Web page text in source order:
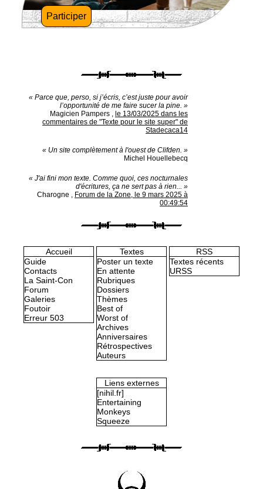
Participer
« Parce que, perso, si j’écris, c’est juste pour avoir
l’opportunité de me faire sucer la pine. »
Magicien Pampers , le 13/03/2025 dans les
commentaires de "Texte pour le site super" de
Stadecaca14
« Un site complètement à l'ouest de Clifden. »
Michel Houellebecq
« J'ai fini mon texte. Comme quoi, ces nocturnales
d'écritures, ça ne sert pas à rien... »
Charogne , Forum de la Zone, le 9 mars 2025 à
00:49:54
Accueil
Guide
Contacts
La Saint-Con
Forum
Galeries
Foutoir
Erreur 503
Textes
Poster un texte
En attente
Rubriques
Dossiers
Thèmes
Best of
Worst of
Archives
Anniversaires
Rétrospectives
Auteurs
RSS
Textes récents
URSS
Liens externes
[nihil.fr]
Entertaining
Monkeys
Squeeze